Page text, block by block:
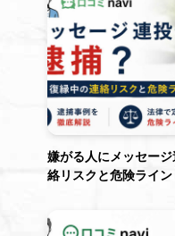
嫌がる人にメッセー
絡リスクと危険ライン